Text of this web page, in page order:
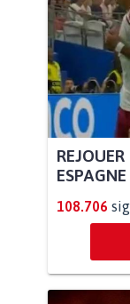
ESPAGNE
108.706